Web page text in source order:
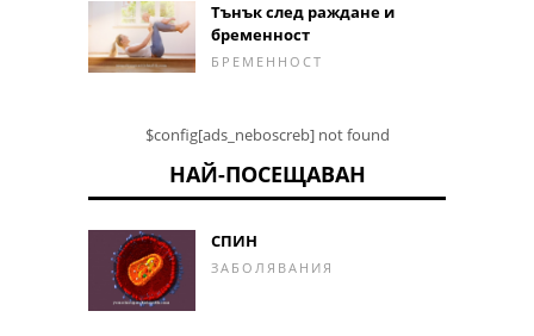
Тънък след раждане и
бременност
БРЕМЕННОСТ
$config[ads_neboscreb] not found
НАЙ-ПОСЕЩАВАН
СПИН
ЗАБОЛЯВАНИЯ